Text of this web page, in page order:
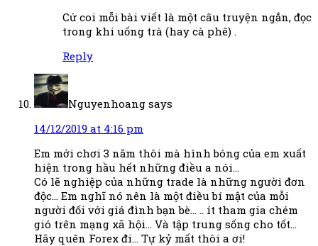
Cứ coi mỗi bài viết là một câu truyện ngắn, đọc
trong khi uống trà (hay cà phê) .
Reply
Nguyenhoang says
14/12/2019 at 4:16 pm
Em mới chơi 3 năm thôi mà hình bóng của em xuất
hiện trong hầu hết những điều a nói…
Có lẽ nghiệp của những trade là những người đơn
độc… Em nghĩ nó nên là một điều bí mật của mỗi
người đối với giá đình bạn bè… .. ít tham gia chém
gió trên mạng xã hội… Và tập trung sống cho tốt…
Hãy quên Forex đi… Tự kỷ mất thôi a ơi!